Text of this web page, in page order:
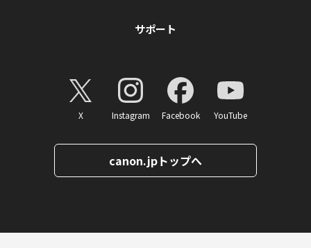
サポート
X Instagram Facebook YouTube
canon.jpトップへ